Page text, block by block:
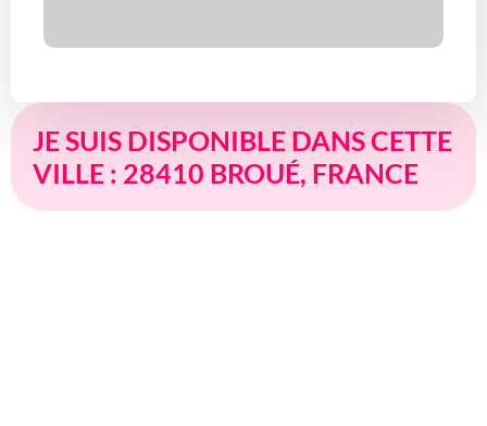
JE SUIS DISPONIBLE DANS CETTE
VILLE : 28410 BROUÉ, FRANCE